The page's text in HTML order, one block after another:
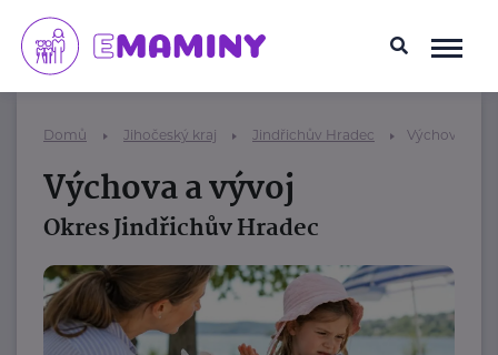
Domů Jihočeský kraj Jindřichův Hradec Výchova a
Výchova a vývoj
Okres Jindřichův Hradec